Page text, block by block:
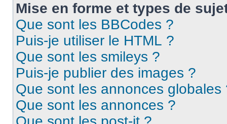
Mise en forme et types de
Que sont les BBCodes ?
Puis-je utiliser le HTML ?
Que sont les smileys ?
Puis-je publier des images ?
Que sont les annonces globales
Que sont les annonces ?